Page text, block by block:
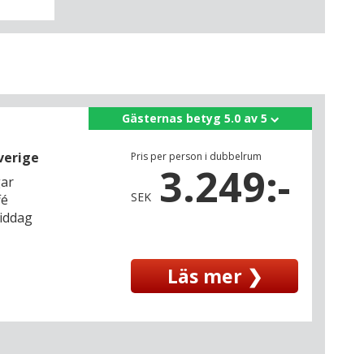
Pris per person i dubbelrum
SEK 3.249:-
Läs mer ❯
Gästernas betyg 5.0 av 5